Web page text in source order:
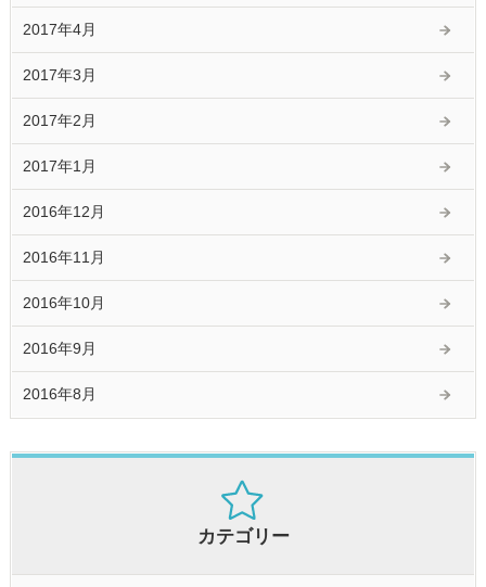
2017年4月
2017年3月
2017年2月
2017年1月
2016年12月
2016年11月
2016年10月
2016年9月
2016年8月
カテゴリー